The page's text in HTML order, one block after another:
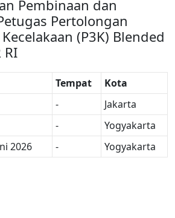
Pembinaan dan
Pertolongan
(P3K) Blended
RI
Tempat
Kota
-
Jakarta
-
Yogyakarta
2026
- Yogyakarta